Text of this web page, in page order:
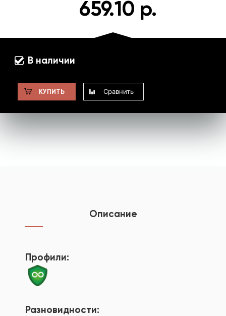
659.10 р.
В наличии
КУПИТЬ Сравнить
Описание
Профили:
Разновидности: